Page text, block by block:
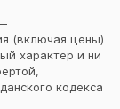
(включая цены)
характер и ни
кодекса